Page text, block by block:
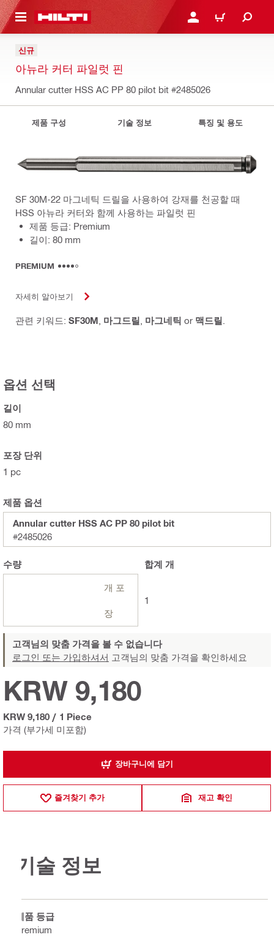
으로 건너뛰기 로그인 또는 회원가입
장바구니
신규
아뉴라 커터 파일럿 핀
Annular cutter HSS AC PP 80 pilot bit #2485026
제품 구성 기술 정보 특징 및 용도
SF 30M-22 마그네틱 드릴을 사용하여 강재를 천공할 때
HSS 아뉴라 커터와 함께 사용하는 파일럿 핀
제품 등급: Premium
길이: 80 mm
PREMIUM
자세히 알아보기
관련 키워드: SF30M 마그드릴 마그네틱 or 맥드릴
옵션 선택
길이
80 mm
포장 단위
1 pc
제품 옵션
Annular cutter HSS AC PP 80 pilot bit
#2485026
수량
개 포
장
합계 개
1
고객님의 맞춤 가격을 볼 수 없습니다
로그인 또는 가입하셔서 고객님의 맞춤 가격을 확인하세요
가격 (부가세 미포함)
KRW 9,180
KRW 9,180 / 1 Piece
장바구니에 담기
즐겨찾기 추가 재고 확인
기술 정보
제품 등급
Premium